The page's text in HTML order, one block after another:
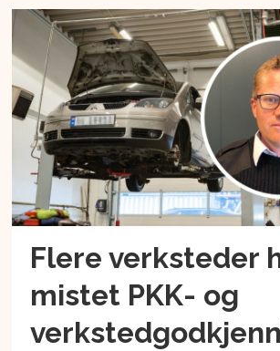
Flere verksteder
mistet PKK- og